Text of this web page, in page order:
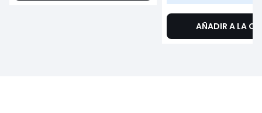
AÑADIR A LA